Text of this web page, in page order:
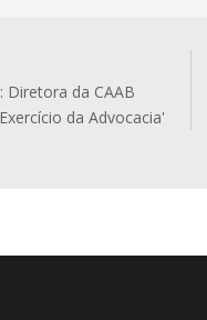
Diretora da CAAB
da Advocacia'